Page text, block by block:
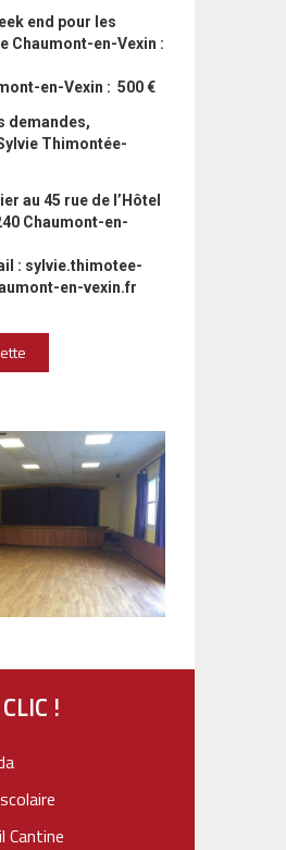
end pour les
Chaumont-en-Vexin :
en-Vexin : 500 €
demandes,
Thimontée-
au 45 rue de l’Hôtel
Chaumont-en-
: sylvie.thimotee-
en-vexin.fr
!
Cantine